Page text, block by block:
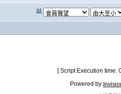
以
[ Script Execution
Powered by